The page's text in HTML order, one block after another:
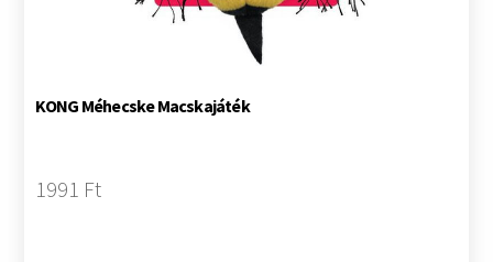
KONG Méhecske Macskajáték
1991 Ft